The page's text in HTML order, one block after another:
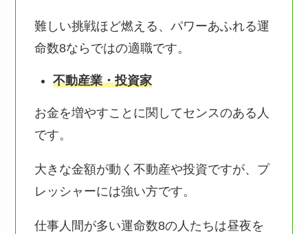
難しい挑戦ほど燃える、パワーあふれる運
命数8ならではの適職です。
不動産業・投資家
お金を増やすことに関してセンスのある人
です。
大きな金額が動く不動産や投資ですが、プ
レッシャーには強い方です。
仕事人間が多い運命数8の人たちは昼夜を